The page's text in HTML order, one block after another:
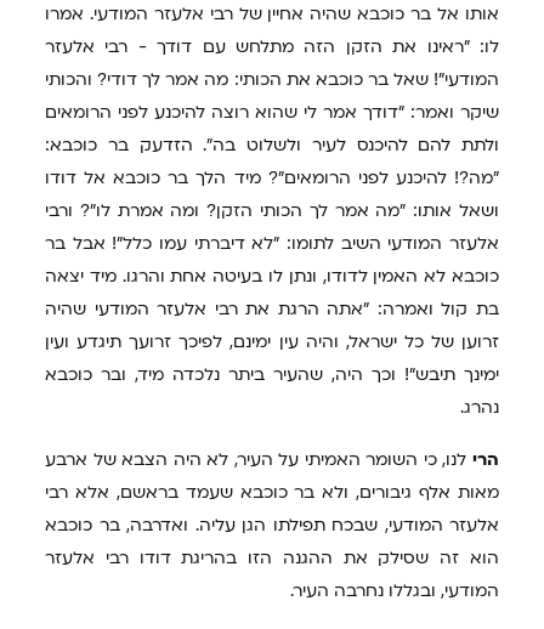
אותו אל בר כוכבא שהיה אחיין של רבי אלעזר המודעי. אמרו
לו: "ראינו את הזקן הזה מתלחש עם דודך - רבי אלעזר
המודעי"! שאל בר כוכבא את הכותי: מה אמר לך דודי? והכותי
שיקר ואמר: "דודך אמר לי שהוא רוצה להיכנע לפני הרומאים
ולתת להם להיכנס לעיר ולשלוט בה". הזדעק בר כוכבא:
"מה?! להיכנע לפני הרומאים"? מיד הלך בר כוכבא אל דודו
ושאל אותו: "מה אמר לך הכותי הזקן? ומה אמרת לו"? ורבי
אלעזר המודעי השיב לתומו: "לא דיברתי עמו כלל"! אבל בר
כוכבא לא האמין לדודו, ונתן לו בעיטה אחת והרגו. מיד יצאה
בת קול ואמרה: "אתה הרגת את רבי אלעזר המודעי שהיה
זרוען של כל ישראל, והיה עין ימינם, לפיכך זרועך תיגדע ועין
ימינך תיבש"! וכך היה, שהעיר ביתר נלכדה מיד, ובר כוכבא
נהרג.
הרי לנו, כי השומר האמיתי על העיר, לא היה הצבא של ארבע
מאות אלף גיבורים, ולא בר כוכבא שעמד בראשם, אלא רבי
אלעזר המודעי, שבכח תפילתו הגן עליה. ואדרבה, בר כוכבא
הוא זה שסילק את ההגנה הזו בהריגת דודו רבי אלעזר
המודעי, ובגללו נחרבה העיר.